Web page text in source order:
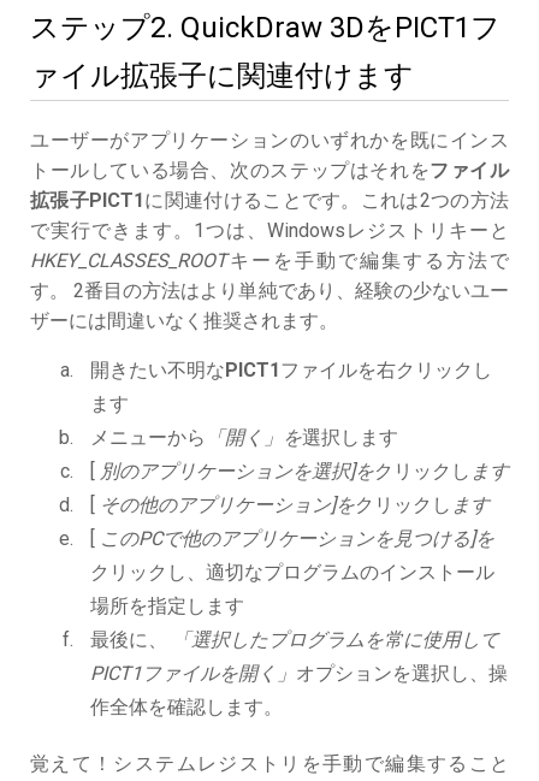
ステップ2. QuickDraw 3DをPICT1フ
ァイル拡張子に関連付けます
ユーザーがアプリケーションのいずれかを既にインス
トールしている場合、次のステップはそれをファイル
拡張子PICT1に関連付けることです。これは2つの方法
で実行できます。1つは、Windowsレジストリキーと
HKEY_CLASSES_ROOTキーを手動で編集する方法で
す。 2番目の方法はより単純であり、経験の少ないユー
ザーには間違いなく推奨されます。
開きたい不明なPICT1ファイルを右クリックし
ます
メニューから
「開く」を選択します
[ 別のアプリケーションを選択]をクリックし ます
[ その他のアプリケーション]をクリックし ます
[ このPCで他のアプリケーションを見つける]を
クリックし、適切なプログラムのインストール
場所を指定します
最後に、
「選択したプログラムを常に使用して
PICT1ファイルを開く」 オプションを選択し、操
作全体を確認します。
覚えて！システムレジストリを手動で編集すること